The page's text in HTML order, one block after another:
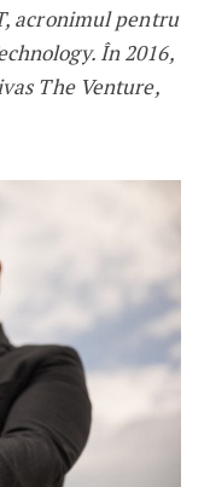
acronimul pentru
În 2016,
The Venture,